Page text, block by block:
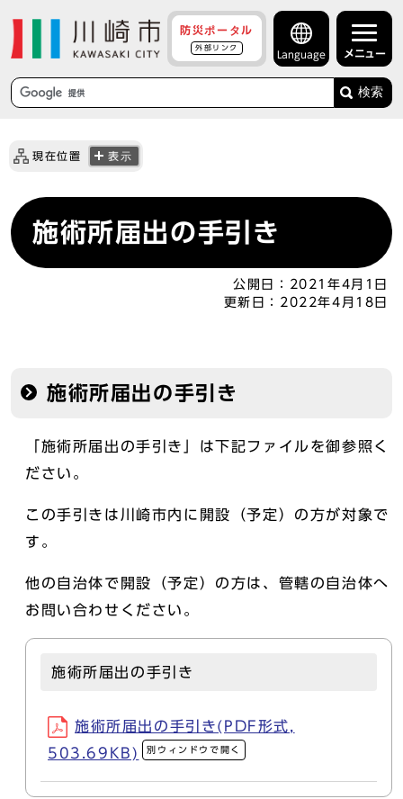
防災ポータル
外部リンク
Language メニュー
検索
現在位置 表示
施術所届出の手引き
公開日：
2021年4月1日
更新日： 2022年4月18日
施術所届出の手引き
「施術所届出の手引き」は下記ファイルを御参照く
ださい。
この手引きは川崎市内に開設（予定）の方が対象で
す。
他の自治体で開設（予定）の方は、管轄の自治体へ
お問い合わせください。
施術所届出の手引き
施術所届出の手引き(PDF形式,
503.69KB)
別ウィンドウで開く